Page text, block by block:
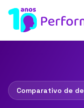
Comparativo de